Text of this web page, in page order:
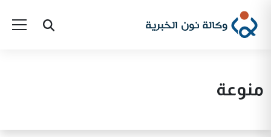
منوعة